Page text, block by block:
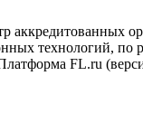
технологий, по
FL.ru